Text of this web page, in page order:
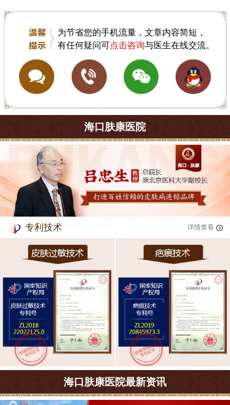
为节省您的手机流量，文章内容简短，
有任何疑问可点击咨询与医生在线交流。
海口肤康医院
专利技术 详情查看
海口肤康医院最新资讯